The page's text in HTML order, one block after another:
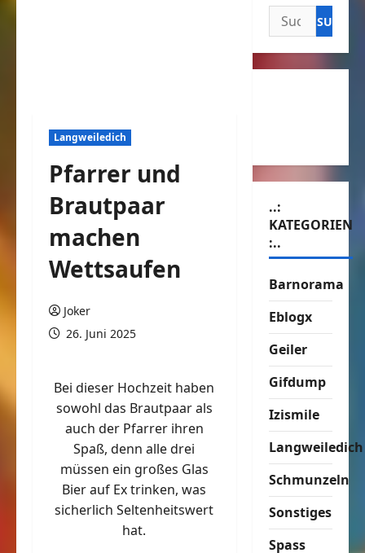
Langweiledich
Pfarrer und
Brautpaar
machen
Wettsaufen
Joker
26. Juni 2025
Bei dieser Hochzeit haben
sowohl das Brautpaar als
auch der Pfarrer ihren
Spaß, denn alle drei
müssen ein großes Glas
Bier auf Ex trinken, was
sicherlich Seltenheitswert
hat.
Suchen
nach:
..:
KATEGORIEN
:..
Barnorama
Eblogx
Geiler
Gifdump
Izismile
Langweiledich
Schmunzeln
Sonstiges
Spass